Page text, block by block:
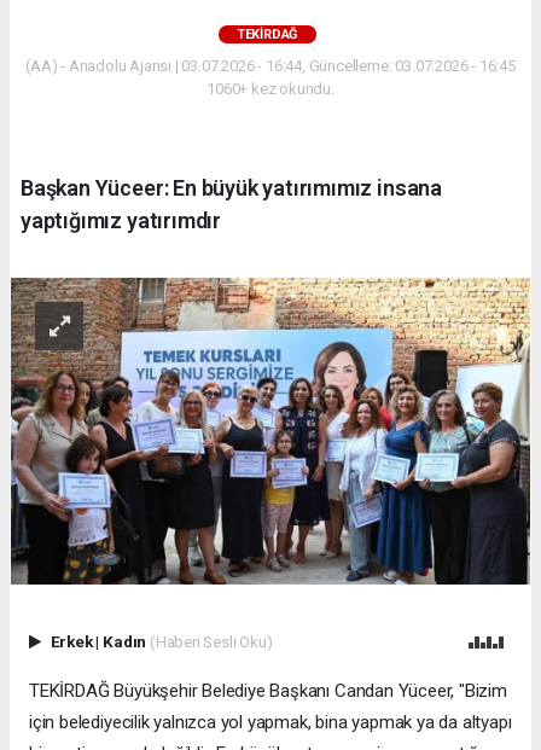
TEKIRDAĞ
(AA) - Anadolu Ajansı | 03.07.2026 - 16:44, Güncelleme: 03.07.2026 - 16:45
1060+ kez okundu.
Başkan Yüceer: En büyük yatırımımız insana
yaptığımız yatırımdır
Erkek| Kadın (Haberi Sesli Oku)
TEKİRDAĞ Büyükşehir Belediye Başkanı Candan Yüceer, "Bizim
için belediyecilik yalnızca yol yapmak, bina yapmak ya da altyapı